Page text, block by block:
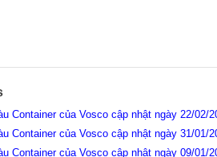
Container của Vosco cập nhật ngày 22/02/
Container của Vosco cập nhật ngày 31/01/
Container của Vosco cập nhật ngày 09/01/